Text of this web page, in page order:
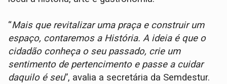
“Mais que revitalizar uma praça e construir um
espaço, contaremos a História. A ideia é que o
cidadão conheça o seu passado, crie um
sentimento de pertencimento e passe a cuidar
daquilo é seu”, avalia a secretária da Semdestur.